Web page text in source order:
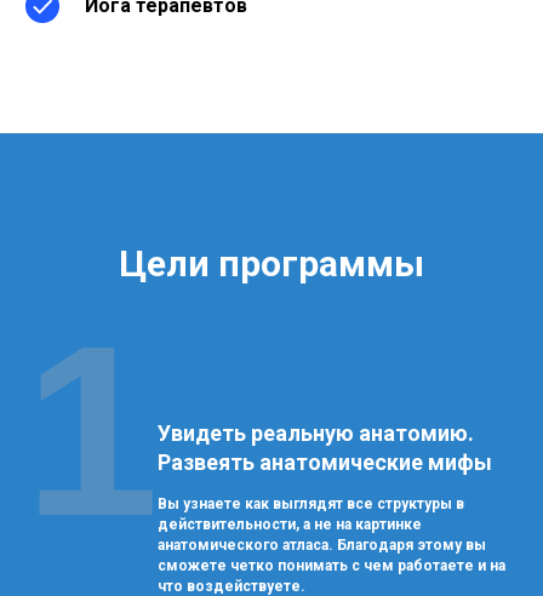
Йога терапевтов
Цели программы
Увидеть реальную анатомию.
Развеять анатомические мифы
Вы узнаете как выглядят все структуры в
действительности, а не на картинке
анатомического атласа. Благодаря этому вы
сможете четко понимать с чем работаете и на
что воздействуете.
1